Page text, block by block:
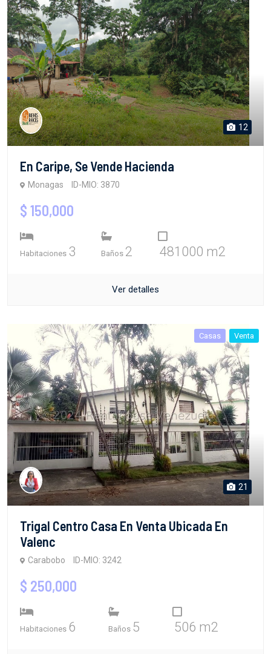
12
En Caripe, Se Vende Hacienda
Monagas ID-MIO: 3870
$ 150,000
Habitaciones 3 Baños 2 481000 m2
Ver detalles
Casas Venta
21
Trigal Centro Casa En Venta Ubicada En
Valenc
Carabobo ID-MIO: 3242
$ 250,000
Habitaciones 6 Baños 5 506 m2